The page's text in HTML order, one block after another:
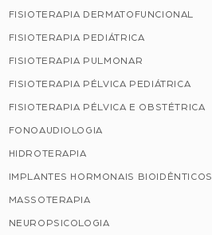
FISIOTERAPIA DERMATOFUNCIONAL
FISIOTERAPIA PEDIÁTRICA
FISIOTERAPIA PULMONAR
FISIOTERAPIA PÉLVICA PEDIÁTRICA
FISIOTERAPIA PÉLVICA E OBSTÉTRICA
FONOAUDIOLOGIA
HIDROTERAPIA
IMPLANTES HORMONAIS BIOIDÊNTICOS
MASSOTERAPIA
NEUROPSICOLOGIA